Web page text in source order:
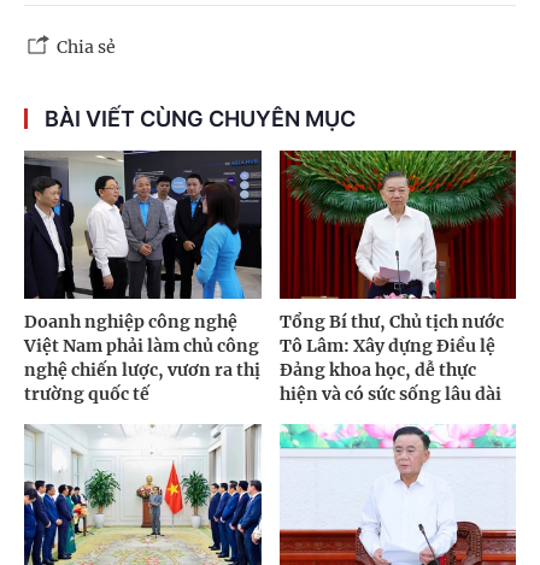
Chia sẻ
BÀI VIẾT CÙNG CHUYÊN MỤC
Doanh nghiệp công nghệ
Việt Nam phải làm chủ công
nghệ chiến lược, vươn ra thị
trường quốc tế
Tổng Bí thư, Chủ tịch nước
Tô Lâm: Xây dựng Điều lệ
Đảng khoa học, dễ thực
hiện và có sức sống lâu dài